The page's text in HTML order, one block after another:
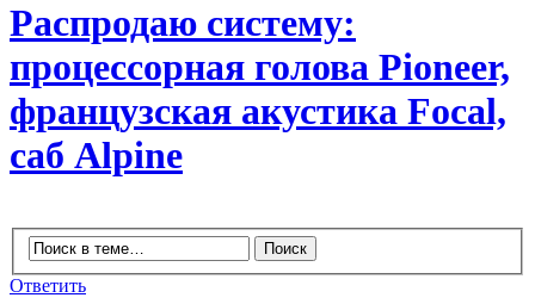
Распродаю систему:
процессорная голова Pioneer,
французская акустика Focal,
саб Alpine
Ответить